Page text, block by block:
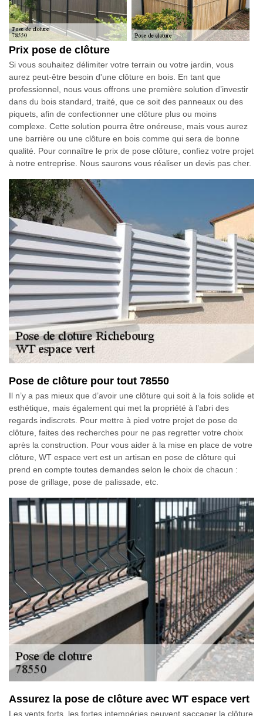
Prix pose de clôture
Si vous souhaitez délimiter votre terrain ou votre jardin, vous
aurez peut-être besoin d'une clôture en bois. En tant que
professionnel, nous vous offrons une première solution d’investir
dans du bois standard, traité, que ce soit des panneaux ou des
piquets, afin de confectionner une clôture plus ou moins
complexe. Cette solution pourra être onéreuse, mais vous aurez
une barrière ou une clôture en bois comme qui sera de bonne
qualité. Pour connaître le prix de pose clôture, confiez votre projet
à notre entreprise. Nous saurons vous réaliser un devis pas cher.
Pose de clôture pour tout 78550
Il n’y a pas mieux que d’avoir une clôture qui soit à la fois solide et
esthétique, mais également qui met la propriété à l’abri des
regards indiscrets. Pour mettre à pied votre projet de pose de
clôture, faites des recherches pour ne pas regretter votre choix
après la construction. Pour vous aider à la mise en place de votre
clôture, WT espace vert est un artisan en pose de clôture qui
prend en compte toutes demandes selon le choix de chacun :
pose de grillage, pose de palissade, etc.
Assurez la pose de clôture avec WT espace vert
Les vents forts, les fortes intempéries peuvent saccager la clôture